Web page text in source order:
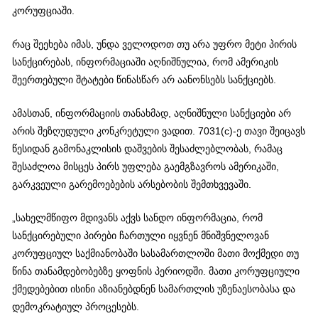
კორუფციაში.
რაც შეეხება იმას, უნდა ველოდოთ თუ არა უფრო მეტი პირის
სანქცირებას, ინფორმაციაში აღნიშნულია, რომ ამერიკის
შეერთებული შტატები წინასწარ არ აანონსებს სანქციებს.
ამასთან, ინფორმაციის თანახმად, აღნიშნული სანქციები არ
არის შეზღუდული კონკრეტული ვადით. 7031(c)-ე თავი შეიცავს
წესიდან გამონაკლისის დაშვების შესაძლებლობას, რამაც
შესაძლოა მისცეს პირს უფლება გაემგზავროს ამერიკაში,
გარკვეული გარემოებების არსებობის შემთხვევაში.
„სახელმწიფო მდივანს აქვს სანდო ინფორმაცია, რომ
სანქცირებული პირები ჩართული იყვნენ მნიშვნელოვან
კორუფციულ საქმიანობაში სასამართლოში მათი მოქმედი თუ
წინა თანამდებობებზე ყოფნის პერიოდში. მათი კორუფციული
ქმედებებით ისინი აზიანებდნენ სამართლის უზენაესობასა და
დემოკრატიულ პროცესებს.